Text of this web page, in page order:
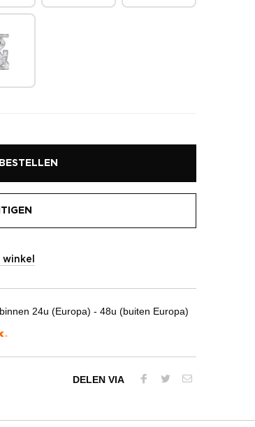
24u (Europa) - 48u (buiten Europa)
DELEN VIA